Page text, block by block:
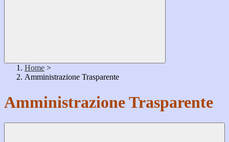
Home >
Amministrazione Trasparente
Amministrazione Trasparente